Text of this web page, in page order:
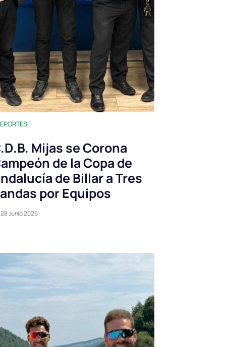
Mijas se Corona
de la Copa de
de Billar a Tres
por Equipos
28 Junio 2026